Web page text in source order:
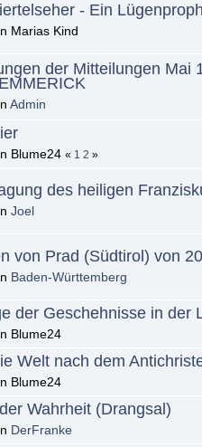
- Ein
Marias Kind
der Mitteilungen Mai
Admin
Blume24 « 1 2 »
des heiligen
Joel
von Prad (Südtirol) von
Baden-Württemberg
der Geschehnisse in der
Blume24
Welt nach dem
Blume24
Wahrheit (Drangsal)
DerFranke